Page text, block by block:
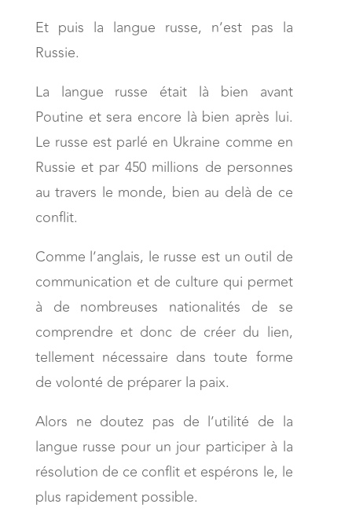
Et puis la langue russe, n’est pas la
Russie.
La langue russe était là bien avant
Poutine et sera encore là bien après lui.
Le russe est parlé en Ukraine comme en
Russie et par 450 millions de personnes
au travers le monde, bien au delà de ce
conflit.
Comme l’anglais, le russe est un outil de
communication et de culture qui permet
à de nombreuses nationalités de se
comprendre et donc de créer du lien,
tellement nécessaire dans toute forme
de volonté de préparer la paix.
Alors ne doutez pas de l’utilité de la
langue russe pour un jour participer à la
résolution de ce conflit et espérons le, le
plus rapidement possible.